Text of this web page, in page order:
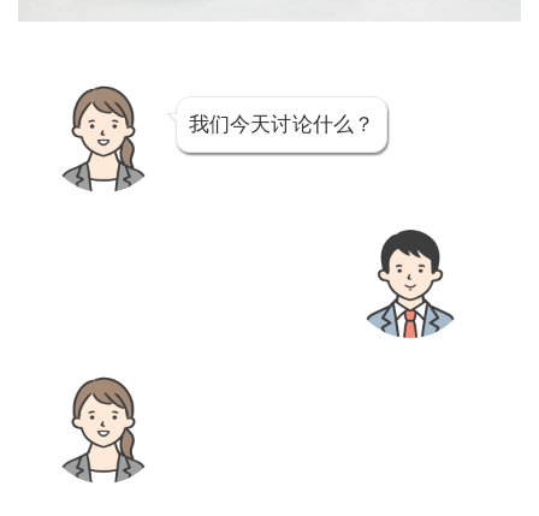
我们今天讨论什么？